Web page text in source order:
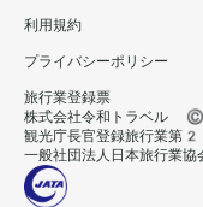
利用規約
プライバシーポリシー
旅行業登録票
株式会社令和トラ
観光庁長官登録旅行業
一般社団法人日本旅行業協